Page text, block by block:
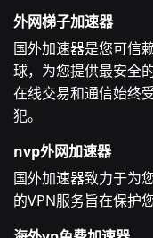
外网梯子加速器
国外加速器是您可信
球，为您提供最安全
在线交易和通信始终
犯。
nvp外网加速器
国外加速器致力于为
的VPN服务旨在保护